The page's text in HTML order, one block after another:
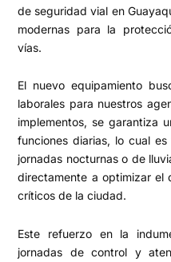
de seguridad vial en
modernas para la
vías.
El nuevo equipamiento
laborales para nuestros
implementos, se garantiza
funciones diarias, lo cual
jornadas nocturnas o de
directamente a optimizar el
críticos de la ciudad.
Este refuerzo en la
jornadas de control y